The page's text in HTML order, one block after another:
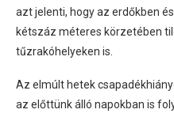
azt jelenti, hogy az erdőkben
kétszáz méteres körzetében
tűzrakóhelyeken is.
Az elmúlt hetek
az előttünk álló napokban is